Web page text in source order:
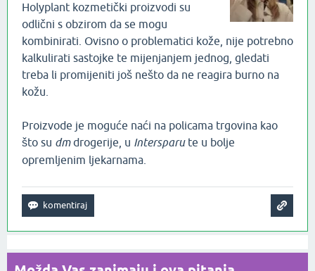
Holyplant kozmetički proizvodi su
odlični s obzirom da se mogu
kombinirati. Ovisno o problematici kože, nije potrebno
kalkulirati sastojke te mijenjanjem jednog, gledati
treba li promijeniti još nešto da ne reagira burno na
kožu.
Proizvode je moguće naći na policama trgovina kao
što su dmdrogerije, u Intersparute u bolje
opremljenim ljekarnama.